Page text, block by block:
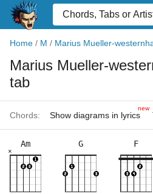
Home / M / Marius Mueller-
Marius Mueller-
tab
Chords: Show diagrams in lyrics
new
Am
×
G F